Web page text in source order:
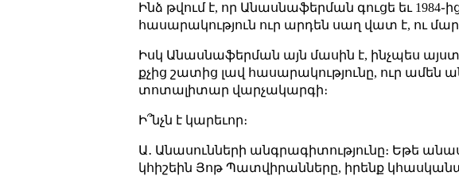
Ինձ թվում է, որ Անասնաֆերման գուցե եւ
հասարակություն ուր արդեն սաղ վատ է, ու
Իսկ Անասնաֆերման այն մասին է, ինչպես
քչից շատից լավ հասարակությունը, ուր ամեն
տոտալիտար վարչակարգի։
Ի՞նչն է կարեւոր։
Ա․ Անասունների անգրագիտությունը։ Եթե
կհիշեին Յոթ Պատվիրանները, իրենք